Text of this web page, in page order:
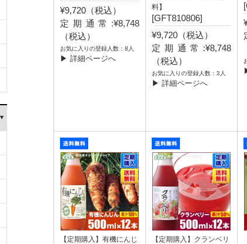
¥9,720（税込）
定期通常:¥8,748
（税込）
お気に入りの登録人数：8人
▶ 詳細ページへ
料】
[GFT810806]
¥9,720（税込）
定期通常:¥8,748
（税込）
お気に入りの登録人数：3人
▶ 詳細ページへ
【定期購入】有機にんじ
【定期購入】クランベリ